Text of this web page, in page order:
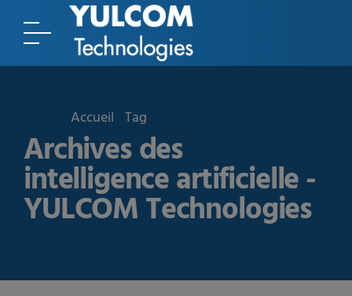
Accueil Tag
Archives des
intelligence artificielle -
YULCOM Technologies